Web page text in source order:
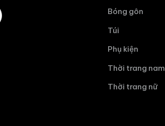
Bóng gôn
Túi
Phụ kiện
Thời trang nam
Thời trang nữ